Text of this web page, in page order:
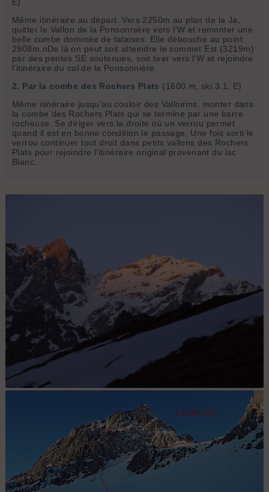
Même itinéraire au départ. Vers 2250m au plan de la Ja,
quitter le Vallon de la Ponsonnière vers l'W et remonter une
belle combe dominée de falaises. Elle débouche au point
2908m.nDe là on peut soit atteindre le sommet Est (3219m)
par des pentes SE soutenues, soit tirer vers l'W et rejoindre
l'itinéraire du col de la Ponsonnière.
2. Par la combe des Rochers Plats (1600 m, ski 3.1, E)
Même itinéraire jusqu'au couloir des Valloirins, monter dans
la combe des Rochers Plats qui se termine par une barre
rocheuse. Se diriger vers la droite où un verrou permet
quand il est en bonne condition le passage. Une fois sorti le
verrou continuer tout droit dans petits vallons des Rochers
Plats pour rejoindre l'itinéraire original provenant du lac
Blanc.
Grand Galibier depuis Les Mottets